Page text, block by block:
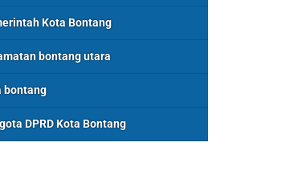
Kota Bontang
bontang utara
bontang
DPRD Kota Bontang